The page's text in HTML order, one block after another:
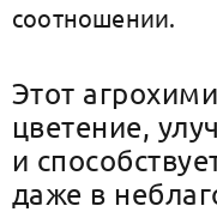
соотношении.
Этот
цветение,
и
даже в